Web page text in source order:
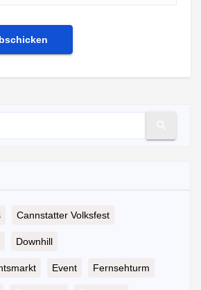
Cannstatter Volksfest
Downhill
Event Fernsehturm